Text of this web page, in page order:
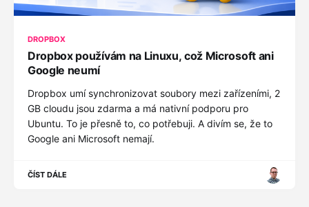
DROPBOX
Dropbox používám na Linuxu, což Microsoft ani
Google neumí
Dropbox umí synchronizovat soubory mezi zařízeními, 2
GB cloudu jsou zdarma a má nativní podporu pro
Ubuntu. To je přesně to, co potřebuji. A divím se, že to
Google ani Microsoft nemají.
ČÍST DÁLE